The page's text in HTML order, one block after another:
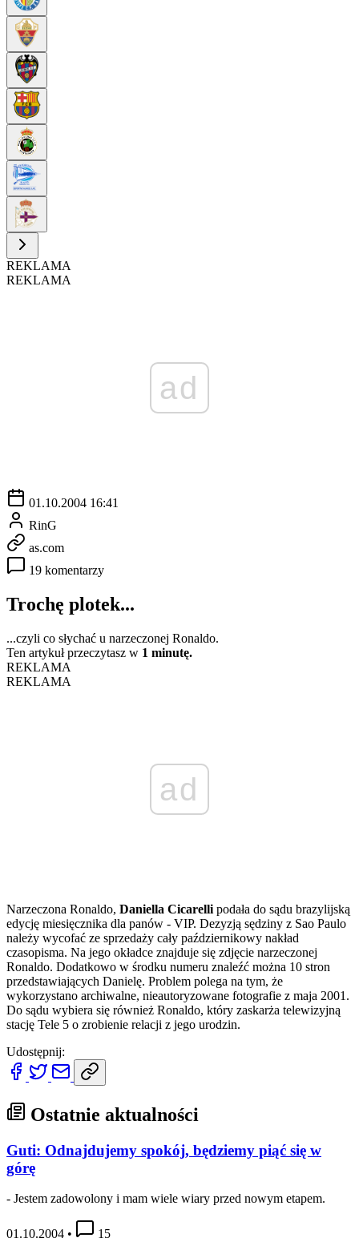
REKLAMA
REKLAMA
ad
01.10.2004 16:41
RinG
as.com
19 komentarzy
Trochę plotek...
...czyli co słychać u narzeczonej Ronaldo.
Ten artykuł przeczytasz w 1 minutę.
REKLAMA
REKLAMA
ad
Narzeczona Ronaldo, Daniella Cicarelli podała do sądu brazylijską
edycję miesięcznika dla panów - VIP. Dezyzją sędziny z Sao Paulo
należy wycofać ze sprzedaży cały październikowy nakład
czasopisma. Na jego okładce znajduje się zdjęcie narzeczonej
Ronaldo. Dodatkowo w środku numeru znaleźć można 10 stron
przedstawiających Danielę. Problem polega na tym, że
wykorzystano archiwalne, nieautoryzowane fotografie z maja 2001.
Do sądu wybiera się również Ronaldo, który zaskarża telewizyjną
stację Tele 5 o zrobienie relacji z jego urodzin.
Udostępnij:
Ostatnie aktualności
Guti: Odnajdujemy spokój, będziemy piąć się w
górę
- Jestem zadowolony i mam wiele wiary przed nowym etapem.
01.10.2004 • 15